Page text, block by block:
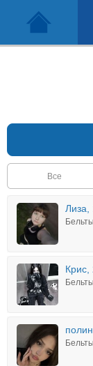
Все
Лиза,
Крис,